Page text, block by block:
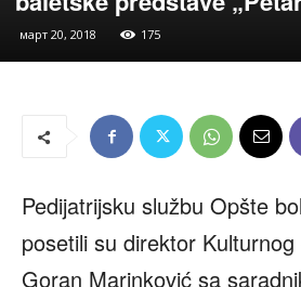
март 20, 2018 175
Pedijatrijsku službu Opšte
posetili su direktor
Goran Marinković sa